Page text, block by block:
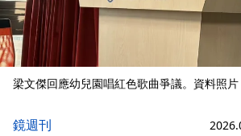
梁文傑回應幼兒園唱紅色歌曲爭議。資料照片
鏡週刊